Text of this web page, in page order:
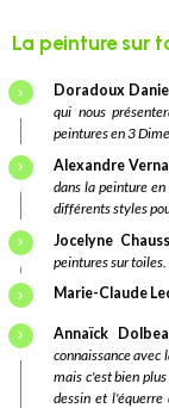
La peinture sur
Doradoux
qui nous
peintures en 3
Alexandre
dans la peinture
différents styles
Jocelyne
peintures sur toiles.
Marie-Claude
Annaïck
connaissance avec
mais c'est bien
dessin et